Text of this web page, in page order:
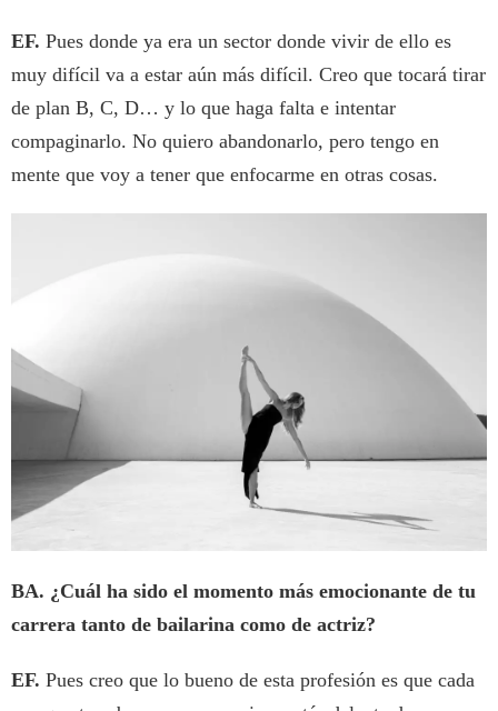
EF. Pues donde ya era un sector donde vivir de ello es
muy difícil va a estar aún más difícil. Creo que tocará tirar
de plan B, C, D… y lo que haga falta e intentar
compaginarlo. No quiero abandonarlo, pero tengo en
mente que voy a tener que enfocarme en otras cosas.
BA. ¿Cuál ha sido el momento más emocionante de tu
carrera tanto de bailarina como de actriz?
EF. Pues creo que lo bueno de esta profesión es que cada